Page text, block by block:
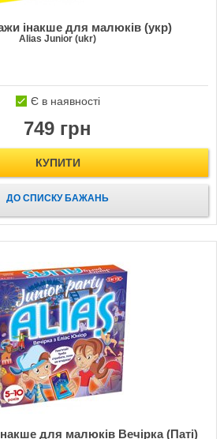
інакше для малюків (укр)
Alias Junior (ukr)
Є в наявності
749 грн
КУПИТИ
ДО СПИСКУ БАЖАНЬ
для малюків Вечірка (Паті)